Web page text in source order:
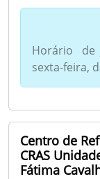
Horário de
sexta-feira,
Centro de
CRAS
Fátima